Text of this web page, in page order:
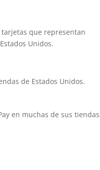
que representan
Unidos.
de Estados Unidos.
en muchas de sus